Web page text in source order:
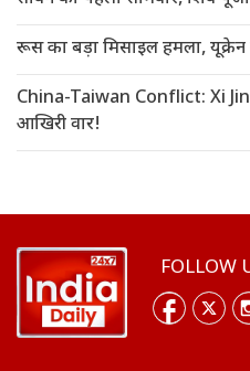
रूस का बड़ा मिसाइल हमला, यूक्रेन
China-Taiwan Conflict: Xi
आखिरी वार!
FOLLOW